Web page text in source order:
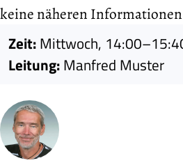
keine näheren
Zeit:Mittwoch,
Leitung:Manfred Muster